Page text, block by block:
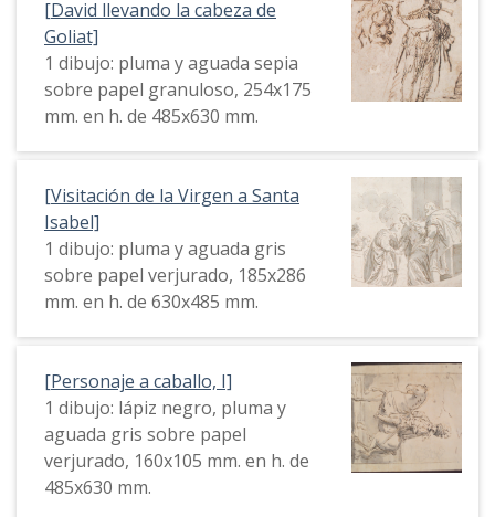
[David llevando la cabeza de
Goliat]
1 dibujo: pluma y aguada sepia
sobre papel granuloso, 254x175
mm. en h. de 485x630 mm.
[Visitación de la Virgen a Santa
Isabel]
1 dibujo: pluma y aguada gris
sobre papel verjurado, 185x286
mm. en h. de 630x485 mm.
[Personaje a caballo, I]
1 dibujo: lápiz negro, pluma y
aguada gris sobre papel
verjurado, 160x105 mm. en h. de
485x630 mm.